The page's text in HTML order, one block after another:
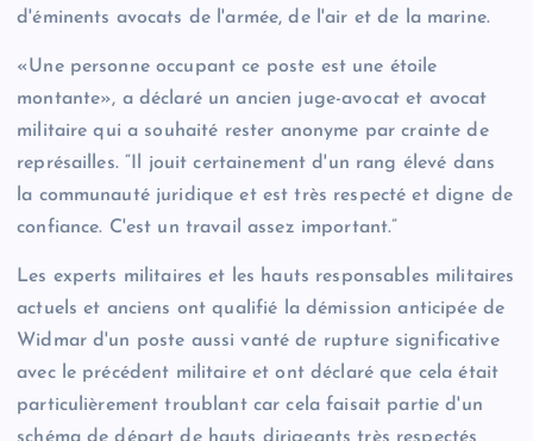
d'éminents avocats de l'armée, de l'air et de la marine.
«Une personne occupant ce poste est une étoile
montante», a déclaré un ancien juge-avocat et avocat
militaire qui a souhaité rester anonyme par crainte de
représailles. “Il jouit certainement d'un rang élevé dans
la communauté juridique et est très respecté et digne de
confiance. C'est un travail assez important.”
Les experts militaires et les hauts responsables militaires
actuels et anciens ont qualifié la démission anticipée de
Widmar d'un poste aussi vanté de rupture significative
avec le précédent militaire et ont déclaré que cela était
particulièrement troublant car cela faisait partie d'un